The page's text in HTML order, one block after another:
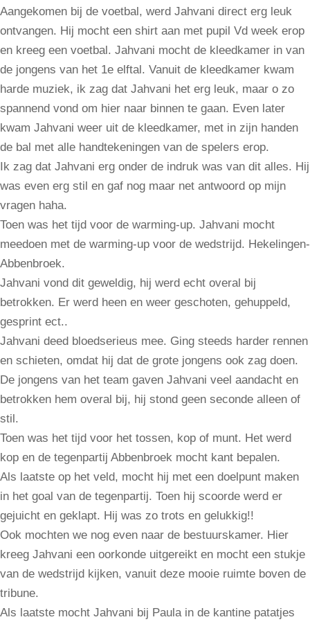
Aangekomen bij de voetbal, werd Jahvani direct erg leuk
ontvangen. Hij mocht een shirt aan met pupil Vd week erop
en kreeg een voetbal. Jahvani mocht de kleedkamer in van
de jongens van het 1e elftal. Vanuit de kleedkamer kwam
harde muziek, ik zag dat Jahvani het erg leuk, maar o zo
spannend vond om hier naar binnen te gaan. Even later
kwam Jahvani weer uit de kleedkamer, met in zijn handen
de bal met alle handtekeningen van de spelers erop.
Ik zag dat Jahvani erg onder de indruk was van dit alles. Hij
was even erg stil en gaf nog maar net antwoord op mijn
vragen haha.
Toen was het tijd voor de warming-up. Jahvani mocht
meedoen met de warming-up voor de wedstrijd. Hekelingen-
Abbenbroek.
Jahvani vond dit geweldig, hij werd echt overal bij
betrokken. Er werd heen en weer geschoten, gehuppeld,
gesprint ect..
Jahvani deed bloedserieus mee. Ging steeds harder rennen
en schieten, omdat hij dat de grote jongens ook zag doen.
De jongens van het team gaven Jahvani veel aandacht en
betrokken hem overal bij, hij stond geen seconde alleen of
stil.
Toen was het tijd voor het tossen, kop of munt. Het werd
kop en de tegenpartij Abbenbroek mocht kant bepalen.
Als laatste op het veld, mocht hij met een doelpunt maken
in het goal van de tegenpartij. Toen hij scoorde werd er
gejuicht en geklapt. Hij was zo trots en gelukkig!!
Ook mochten we nog even naar de bestuurskamer. Hier
kreeg Jahvani een oorkonde uitgereikt en mocht een stukje
van de wedstrijd kijken, vanuit deze mooie ruimte boven de
tribune.
Als laatste mocht Jahvani bij Paula in de kantine patatjes